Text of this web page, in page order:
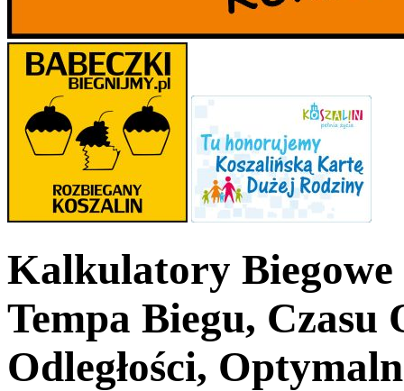
Kalkulatory Biegowe
Tempa Biegu, Czasu
Odległości,